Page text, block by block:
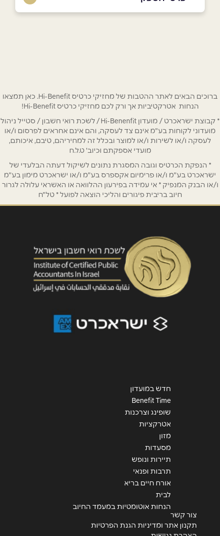
שם מלא*
טלפון *
נושא*
אנא חזרו אלי בקשר ל...
ברוכים הבאים לאתר ההטבות של מחזיקי כרטיס Hi-Benefit. כאן תמצאו
הנחות אטרקטיביות אך ורק לכם מחזיקי כרטיס Hi-Benefit!
* קבוצת ישראכרט / מועדון Hi-Benenfit / לשכת רואי חשבון / סטייל ניהול
מועדוני לקוחות בע"מ אינם צד לעסקה, והם אינם אחראים לפרסום ו/או
לעסקה ו/או לשירות ו/או למוצר ובכלל זה למחיריהם, טיבם, איכותם,
מועדי אספקתם וכיוב' ט.ל.ח
* הנפקת הכרטיס וגובה המסגרת נתונים לשיקול דעתה הבלעדי של
ישראכרט בע"מ ו/או פרימיום אקספרס בע"מ ו/או ישראכרט מימון בע"מ
ו/או הבנק המנפיק * אי עמידה בפירעון ההלוואה או האשראי עלולה לגרור
חיוב בריבית פיגורים והליכי הוצאה לפועל * טל"ח
חדש במועדון
Benefit Time
שופינג וצרכנות
אטרקציות
מזון
מסעדות
תיירות ונופש
תרבות ופנאי
אורח חיים בריא
לבית
הנחות אוטומטיות במעמד החיוב
צור קשר
תקנון אתר ומדיניות הגנת הפרטיות